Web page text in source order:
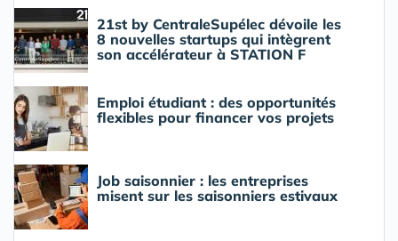
21st by CentraleSupélec dévoile les
8 nouvelles startups qui intègrent
son accélérateur à STATION F
Emploi étudiant : des opportunités
flexibles pour financer vos projets
Job saisonnier : les entreprises
misent sur les saisonniers estivaux